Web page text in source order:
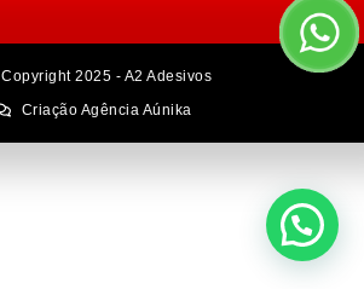
Copyright 2025 - A2 Adesivos
Criação Agência Aúnika